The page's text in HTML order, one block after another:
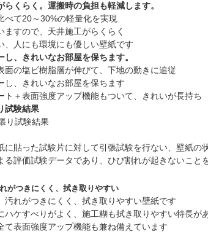
くらく。運搬時の負担も軽減します。
べて20～30%の軽量化を実現
すので、天井施工がらくらく
、人にも環境にも優しい壁紙です
、きれいなお部屋を保ちます。
面の塩ビ樹脂層が伸びて、下地の動きに追従
し、きれいなお部屋を保ちます
＋表面強度アップ機能もついて、きれいが長持ち
試験結果
に貼った試験片に対して引張試験を行ない、壁紙の
評価試験データであり、ひび割れが起きないこと
がつきにくく、拭き取りやすい
汚れがつきにくく、拭き取りやすい壁紙です
ハケすべりがよく、施工糊も拭き取りやすい特長が
て表面強度アップ機能も兼ね備えています